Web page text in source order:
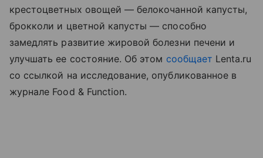
крестоцветных овощей — белокочанной капусты,
брокколи и цветной капусты — способно
замедлять развитие жировой болезни печени и
улучшать ее состояние. Об этом сообщает Lenta.ru
со ссылкой на исследование, опубликованное в
журнале Food & Function.